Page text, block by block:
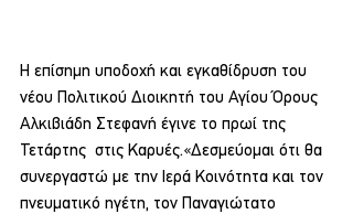
Η επίσημη υποδοχή και εγκαθίδρυση του
νέου Πολιτικού Διοικητή του Αγίου Όρους
Αλκιβιάδη Στεφανή έγινε το πρωί της
Τετάρτης  στις Καρυές.«Δεσμεύομαι ότι θα
συνεργαστώ με την Ιερά Κοινότητα και τον
πνευματικό ηγέτη, τον Παναγιώτατο